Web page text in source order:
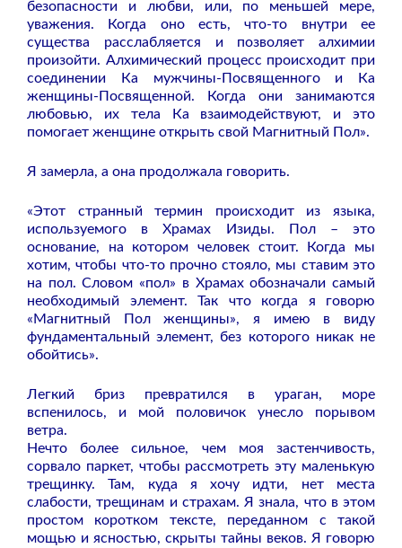
безопасности и любви, или, по меньшей мере,
уважения. Когда оно есть, что-то внутри ее
существа расслабляется и позволяет алхимии
произойти. Алхимический процесс происходит при
соединении Ка мужчины-Посвященного и Ка
женщины-Посвященной. Когда они занимаются
любовью, их тела Ка взаимодействуют, и это
помогает женщине открыть свой Магнитный Пол».
Я замерла, а она продолжала говорить.
«Этот странный термин происходит из языка,
используемого в Храмах Изиды. Пол – это
основание, на котором человек стоит. Когда мы
хотим, чтобы что-то прочно стояло, мы ставим это
на пол. Словом «пол» в Храмах обозначали самый
необходимый элемент. Так что когда я говорю
«Магнитный Пол женщины», я имею в виду
фундаментальный элемент, без которого никак не
обойтись».
Легкий бриз превратился в ураган, море
вспенилось, и мой половичок унесло порывом
ветра.
Нечто более сильное, чем моя застенчивость,
сорвало паркет, чтобы рассмотреть эту маленькую
трещинку. Там, куда я хочу идти, нет места
слабости, трещинам и страхам. Я знала, что в этом
простом коротком тексте, переданном с такой
мощью и ясностью, скрыты тайны веков. Я говорю